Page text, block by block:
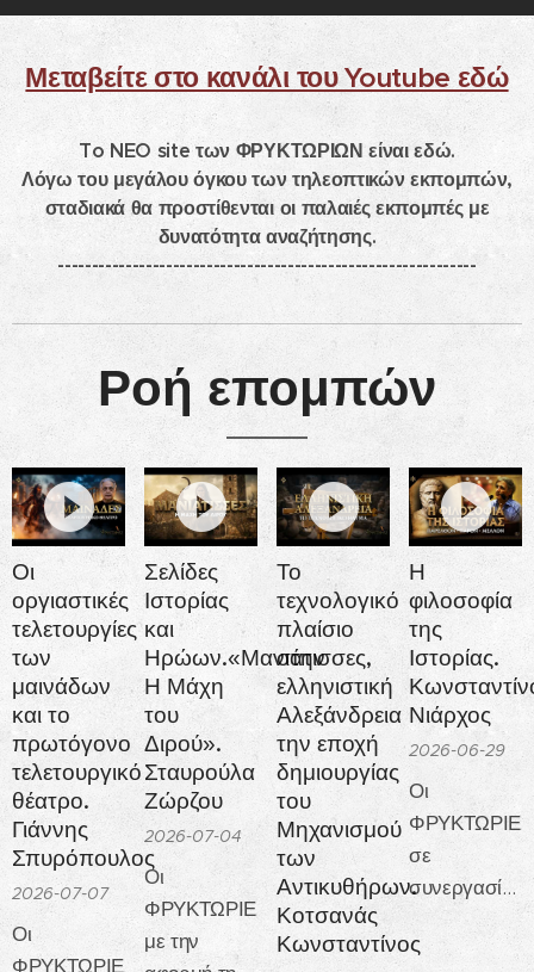
Μεταβείτε στο κανάλι του Youtube εδώ
To NEO site των ΦΡΥΚΤΩΡΙΩΝ είναι εδώ.
Λόγω του μεγάλου όγκου των τηλεοπτικών εκπομπών,
σταδιακά θα προστίθενται οι παλαιές εκπομπές με
δυνατότητα αναζήτησης.
--------------------------------------------------------------
Ροή επομπών
Οι
οργιαστικές
τελετουργίες
των
μαινάδων
και το
πρωτόγονο
τελετουργικό
θέατρο.
Γιάννης
Σπυρόπουλος
2026-07-07
Οι
ΦΡΥΚΤΩΡΙΕΣ
Σελίδες
Ιστορίας
και
Ηρώων.«Μανιάτισσες,
Η Μάχη
του
Διρού».
Σταυρούλα
Ζώρζου
2026-07-04
Οι
ΦΡΥΚΤΩΡΙΕΣ
με την
Το
τεχνολογικό
πλαίσιο
στην
ελληνιστική
Αλεξάνδρεια
την εποχή
δημιουργίας
του
Μηχανισμού
των
Αντικυθήρων.
Κοτσανάς
Κωνσταντίνος
Η
φιλοσοφία
της
Ιστορίας.
Νιάρχος
2026-06-29
Οι
σε
συνεργασία
με το
Σωματείον